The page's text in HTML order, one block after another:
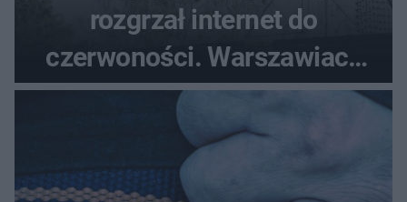
rozgrzał internet do
czerwoności. Warszawiacy
pytali, czy to Mad Max!